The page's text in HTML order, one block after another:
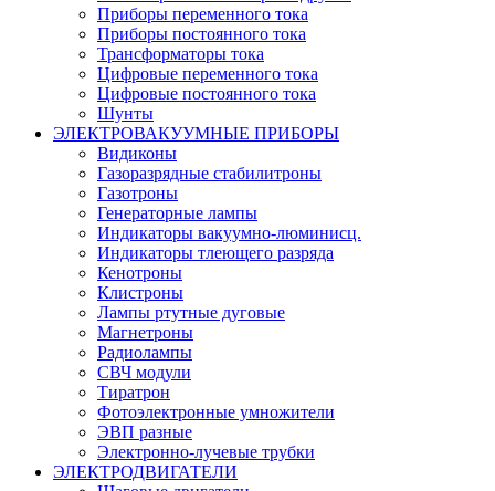
Приборы переменного тока
Приборы постоянного тока
Трансформаторы тока
Цифровые переменного тока
Цифровые постоянного тока
Шунты
ЭЛЕКТРОВАКУУМНЫЕ ПРИБОРЫ
Видиконы
Газоразрядные стабилитроны
Газотроны
Генераторные лампы
Индикаторы вакуумно-люминисц.
Индикаторы тлеющего разряда
Кенотроны
Клистроны
Лампы ртутные дуговые
Магнетроны
Радиолампы
СВЧ модули
Тиратрон
Фотоэлектронные умножители
ЭВП разные
Электронно-лучевые трубки
ЭЛЕКТРОДВИГАТЕЛИ